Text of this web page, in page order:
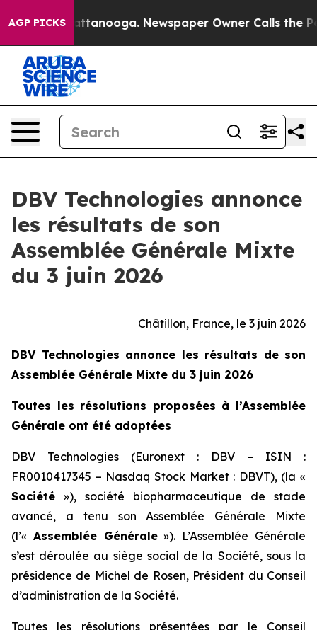
AGP PICKS
in Chattanooga. Newspaper Owner Calls the
DBV Technologies annonce
les résultats de son
Assemblée Générale Mixte
du 3 juin 2026
Châtillon, France, le 3 juin 2026
DBV Technologies annonce les résultats de son
Assemblée Générale Mixte du 3 juin 2026
Toutes les résolutions proposées à l’Assemblée
Générale ont été adoptées
DBV Technologies (Euronext : DBV – ISIN :
FR0010417345 – Nasdaq Stock Market : DBVT), (la «
Société »), société biopharmaceutique de stade
avancé, a tenu son Assemblée Générale Mixte
(l’« Assemblée Générale»). L’Assemblée Générale
s’est déroulée au siège social de la Société, sous la
présidence de Michel de Rosen, Président du Conseil
d’administration de la Société.
Toutes les résolutions présentées par le Conseil